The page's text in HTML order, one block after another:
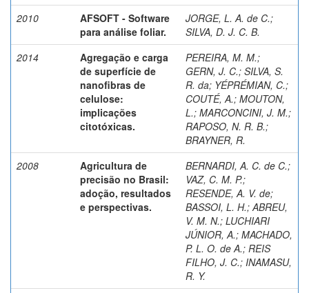
2010
AFSOFT - Software
para análise foliar.
JORGE, L. A. de C.;
SILVA, D. J. C. B.
2014
Agregação e carga
de superfície de
nanofibras de
celulose:
implicações
citotóxicas.
PEREIRA, M. M.;
GERN, J. C.; SILVA, S.
R. da; YÉPRÉMIAN, C.;
COUTÉ, A.; MOUTON,
L.; MARCONCINI, J. M.;
RAPOSO, N. R. B.;
BRAYNER, R.
2008
Agricultura de
precisão no Brasil:
adoção, resultados
e perspectivas.
BERNARDI, A. C. de C.;
VAZ, C. M. P.;
RESENDE, A. V. de;
BASSOI, L. H.; ABREU,
V. M. N.; LUCHIARI
JÚNIOR, A.; MACHADO,
P. L. O. de A.; REIS
FILHO, J. C.; INAMASU,
R. Y.